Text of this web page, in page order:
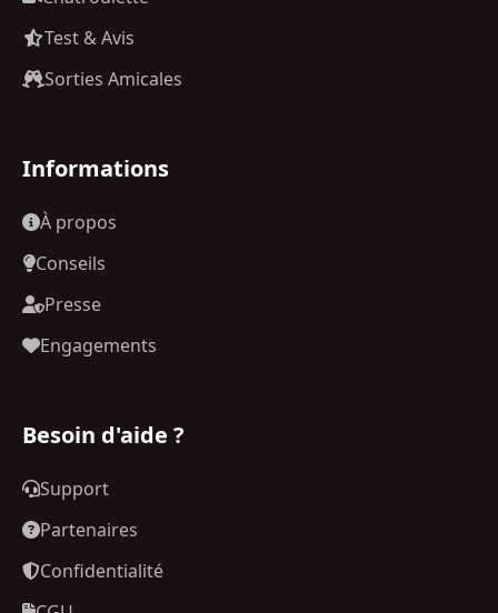
Test & Avis
Sorties Amicales
Informations
À propos
Conseils
Presse
Engagements
Besoin d'aide ?
Support
Partenaires
Confidentialité